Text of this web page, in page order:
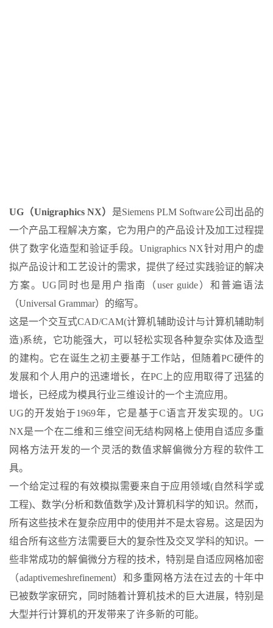
UG（Unigraphics NX） 是Siemens PLM Software公司出品的
一个产品工程解决方案，它为用户的产品设计及加工过程提
供了数字化造型和验证手段。Unigraphics NX针对用户的虚
拟产品设计和工艺设计的需求，提供了经过实践验证的解决
方案。UG同时也是用户指南（user guide）和普遍语法
（Universal Grammar）的缩写。
这是一个交互式CAD/CAM(计算机辅助设计与计算机辅助制
造)系统，它功能强大，可以轻松实现各种复杂实体及造型
的建构。它在诞生之初主要基于工作站，但随着PC硬件的
发展和个人用户的迅速增长，在PC上的应用取得了迅猛的
增长，已经成为模具行业三维设计的一个主流应用。
UG的开发始于1969年，它是基于C语言开发实现的。UG
NX是一个在二维和三维空间无结构网格上使用自适应多重
网格方法开发的一个灵活的数值求解偏微分方程的软件工
具。
一个给定过程的有效模拟需要来自于应用领域(自然科学或
工程)、数学(分析和数值数学)及计算机科学的知识。然而，
所有这些技术在复杂应用中的使用并不是太容易。这是因为
组合所有这些方法需要巨大的复杂性及交叉学科的知识。一
些非常成功的解偏微分方程的技术，特别是自适应网格加密
（adaptivemeshrefinement）和多重网格方法在过去的十年中
已被数学家研究，同时随着计算机技术的巨大进展，特别是
大型并行计算机的开发带来了许多新的可能。